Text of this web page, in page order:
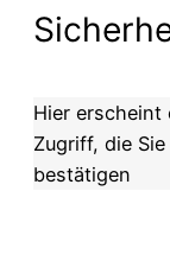
Hier erscheint
Zugriff, die
bestätigen